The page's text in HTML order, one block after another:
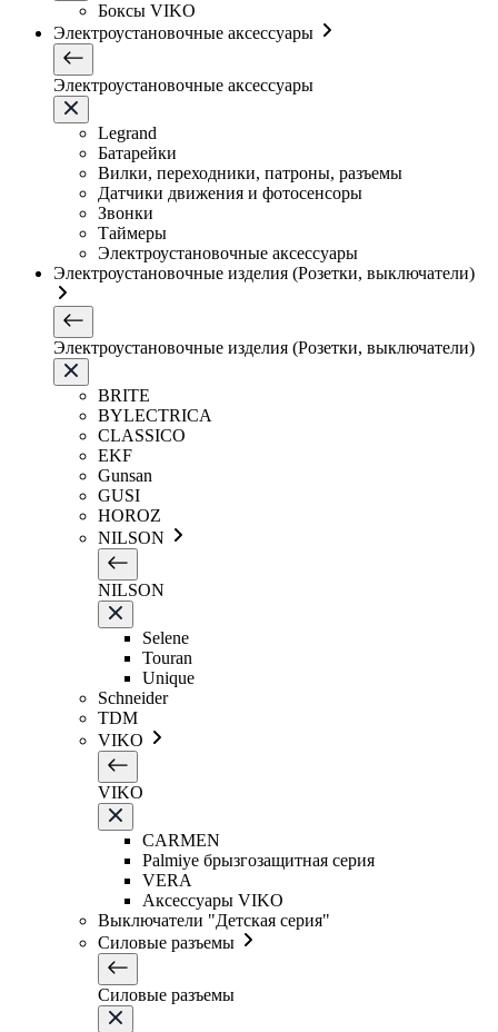
Боксы VIKO
Электроустановочные аксессуары
Электроустановочные аксессуары
Legrand
Батарейки
Вилки, переходники, патроны, разъемы
Датчики движения и фотосенсоры
Звонки
Таймеры
Электроустановочные аксессуары
Электроустановочные изделия (Розетки, выключатели)
Электроустановочные изделия (Розетки, выключатели)
BRITE
BYLECTRICA
CLASSICO
EKF
Gunsan
GUSI
HOROZ
NILSON
NILSON
Selene
Touran
Unique
Schneider
TDM
VIKO
VIKO
CARMEN
Palmiye брызгозащитная серия
VERA
Аксессуары VIKO
Выключатели "Детская серия"
Силовые разъемы
Силовые разъемы